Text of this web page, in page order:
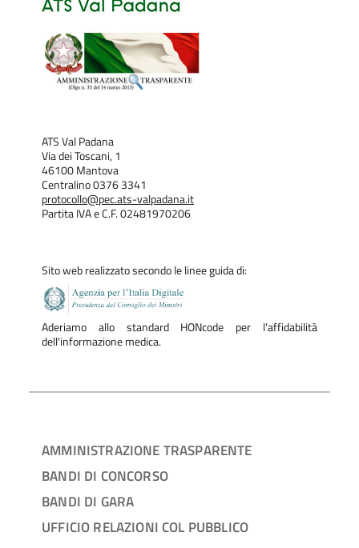
ATS Val Padana
Via dei Toscani, 1
46100 Mantova
Centralino 0376 3341
protocollo@pec.ats-valpadana.it
Partita IVA e C.F. 02481970206
Sito web realizzato secondo le linee guida di:
Aderiamo allo standard HONcode per l'affidabilità
dell'informazione medica.
AMMINISTRAZIONE TRASPARENTE
BANDI DI CONCORSO
BANDI DI GARA
UFFICIO RELAZIONI COL PUBBLICO